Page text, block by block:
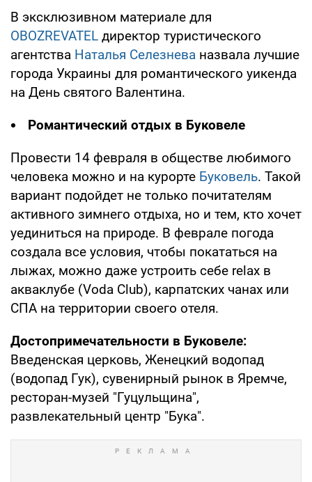
В эксклюзивном материале для
OBOZREVATEL директор туристического
агентства Наталья Селезнева назвала лучшие
города Украины для романтического уикенда
на День святого Валентина.
Романтический отдых в Буковеле
Провести 14 февраля в обществе любимого
человека можно и на курорте Буковель. Такой
вариант подойдет не только почитателям
активного зимнего отдыха, но и тем, кто хочет
уединиться на природе. В феврале погода
создала все условия, чтобы покататься на
лыжах, можно даже устроить себе relax в
акваклубе (Voda Club), карпатских чанах или
СПА на территории своего отеля.
Достопримечательности в Буковеле:
Введенская церковь, Женецкий водопад
(водопад Гук), сувенирный рынок в Яремче,
ресторан-музей "Гуцульщина",
развлекательный центр "Бука".